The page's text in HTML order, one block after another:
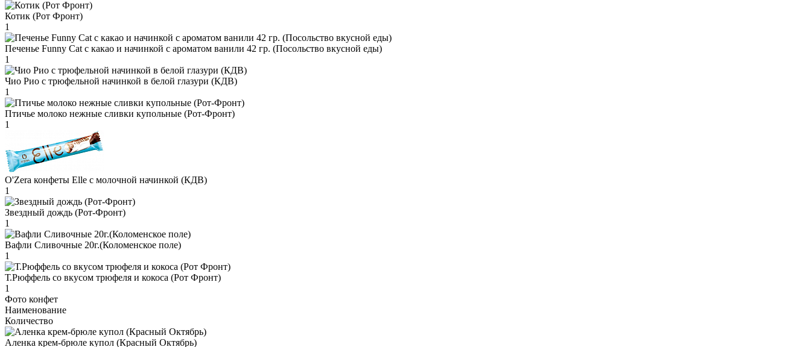
Котик (Рот Фронт)
1
Печенье Funny Сat с какао и начинкой с ароматом ванили 42 гр. (Посольство вкусной еды)
1
Чио Рио с трюфельной начинкой в белой глазури (КДВ)
1
Птичье молоко нежные сливки купольные (Рот-Фронт)
1
O'Zera конфеты Elle с молочной начинкой (КДВ)
1
Звездный дождь (Рот-Фронт)
1
Вафли Сливочные 20г.(Коломенское поле)
1
Т.Рюффель со вкусом трюфеля и кокоса (Рот Фронт)
1
Фото конфет
Наименование
Количество
Аленка крем-брюле купол (Красный Октябрь)